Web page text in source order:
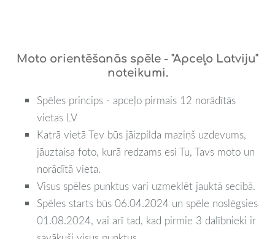
Moto orientēšanās spēle - "Apceļo Latviju"
noteikumi.
Spēles princips - apceļo pirmais 12 norādītās
vietas LV
Katrā vietā Tev būs jāizpilda maziņš uzdevums,
jāuztaisa foto, kurā redzams esi Tu, Tavs moto un
norādītā vieta.
Visus spēles punktus vari uzmeklēt jauktā secībā.
Spēles starts būs 06.04.2024 un spēle noslēgsies
01.08.2024, vai arī tad, kad pirmie 3 dalībnieki ir